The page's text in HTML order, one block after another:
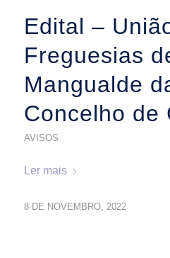
Edital –
Freguesias
Mangualde
Concelho de
AVISOS
Ler mais
8 DE NOVEMBRO, 2022